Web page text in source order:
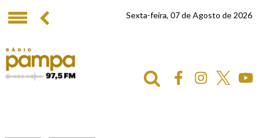
Sexta-feira, 07 de Agosto de 2026